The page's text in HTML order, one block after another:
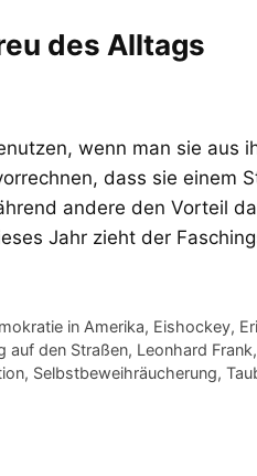
des Alltags
wenn man sie aus
dass sie einem
andere den Vorteil
Jahr zieht der
in Amerika, Eishockey,
auf den Straßen, Leonhard Frank,
, Selbstbeweihräucherung,